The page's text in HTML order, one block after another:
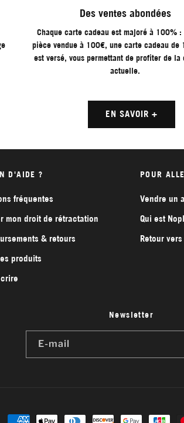
Des ventes abondées
Chaque carte cadeau est majoré à 100% :
pièce vendue à 100€, une carte cadeau de
est versé, vous permettant de profiter de
actuelle.
EN SAVOIR +
D'AIDE ?
fréquentes
mon droit de rétractation
& retours
produits
POUR
Vendre un
Qui est
Retour
Newsletter
E-mail